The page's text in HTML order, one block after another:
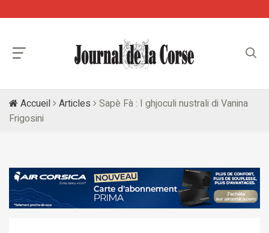
Accueil Articles
Sapè Fà : I ghjoculi nustrali di Vanina
Frigosini